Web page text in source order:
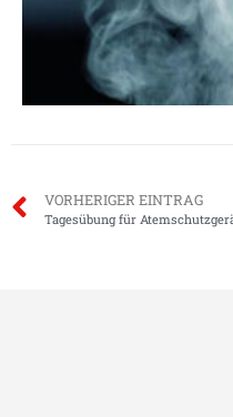
VORHERIGER EINTRAG